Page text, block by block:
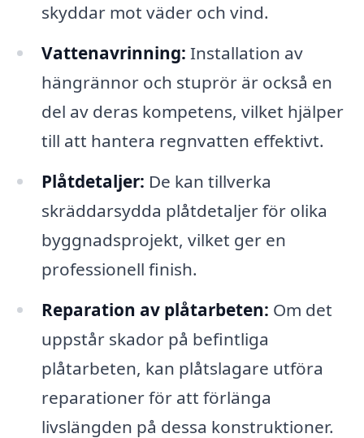
skyddar mot väder och vind.
Vattenavrinning: Installation av
hängrännor och stuprör är också en
del av deras kompetens, vilket hjälper
till att hantera regnvatten effektivt.
Plåtdetaljer: De kan tillverka
skräddarsydda plåtdetaljer för olika
byggnadsprojekt, vilket ger en
professionell finish.
Reparation av plåtarbeten: Om det
uppstår skador på befintliga
plåtarbeten, kan plåtslagare utföra
reparationer för att förlänga
livslängden på dessa konstruktioner.